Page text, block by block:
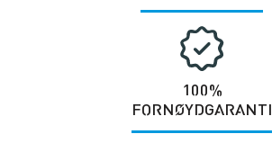
100%
FORNØYDGARANTI